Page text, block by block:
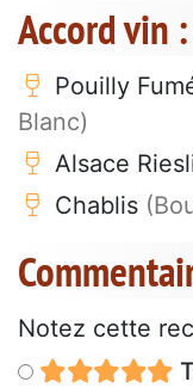
Accord vin
Pouilly
Blanc)
Alsace
Chablis
Notez cette